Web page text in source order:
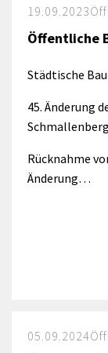
19.09.2023
Öffentliche
Städtische
45. Änderung
Schmallenberg
Rücknahme
Änderung…
05.09.2024